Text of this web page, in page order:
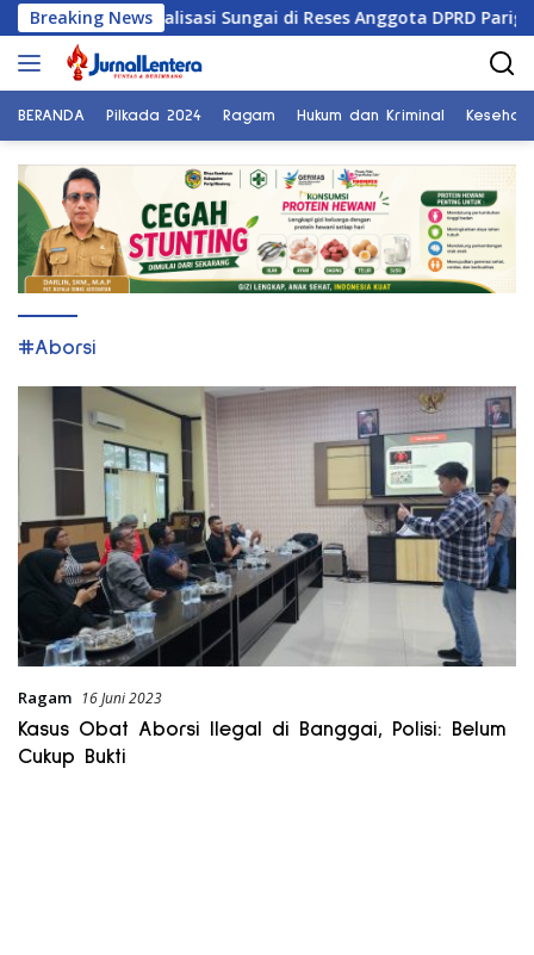
Langsung
ke
konten
Breaking News
Normalisasi Sungai di Reses Anggota DPRD Parigi
BERANDA Pilkada 2024 Ragam Hukum dan Kriminal
#Aborsi
Ragam 16 Juni 2023
Kasus Obat Aborsi Ilegal di Banggai, Polisi: Belum
Cukup Bukti